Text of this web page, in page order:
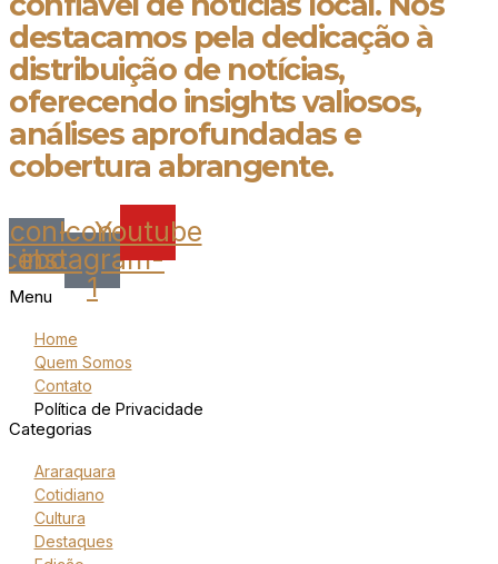
destacamos pela dedicação à
distribuição de notícias,
oferecendo insights valiosos,
análises aprofundadas e
cobertura abrangente.
Icon-Icon-
instagram-
1
Youtube
Menu
Home
Quem Somos
Contato
Política de Privacidade
Categorias
Araraquara
Cotidiano
Cultura
Destaques